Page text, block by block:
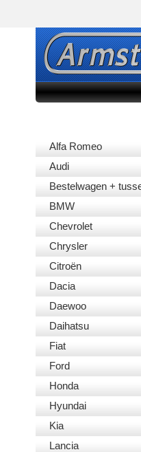
Alfa Romeo
Audi
Bestelwagen +
BMW
Chevrolet
Chrysler
Citroën
Dacia
Daewoo
Daihatsu
Fiat
Ford
Honda
Hyundai
Kia
Lancia